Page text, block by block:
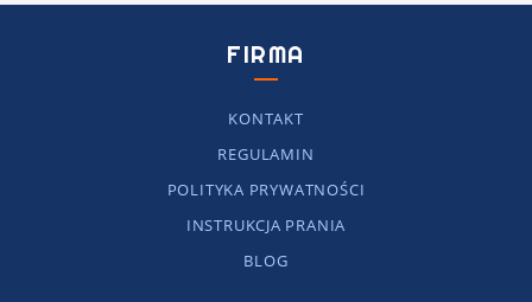
FIRMA
KONTAKT
REGULAMIN
POLITYKA PRYWATNOŚCI
INSTRUKCJA PRANIA
BLOG